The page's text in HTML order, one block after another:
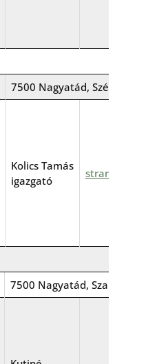
7500 Nagyatád, Széchenyi
Kolics Tamás
igazgató
7500 Nagyatád, Szabadság